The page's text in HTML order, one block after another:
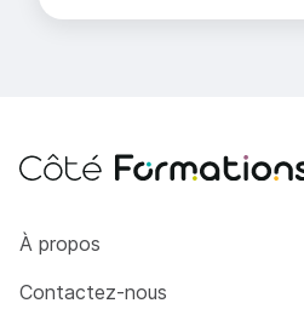
Côté Formations
À propos
Contactez-nous